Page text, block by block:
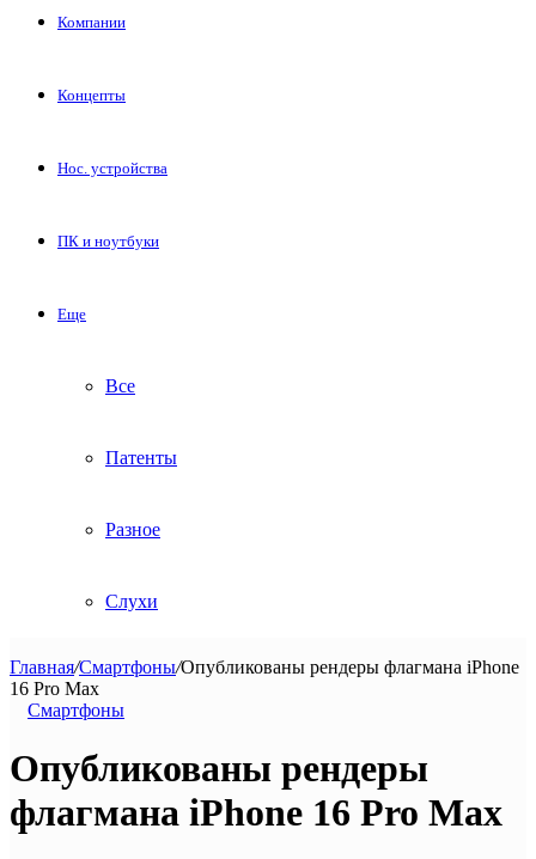
Компании
Концепты
Нос. устройства
ПК и ноутбуки
Еще
Все
Патенты
Разное
Слухи
Главная/Смартфоны/Опубликованы рендеры флагмана iPhone
16 Pro Max
Смартфоны
Опубликованы рендеры
флагмана iPhone 16 Pro Max